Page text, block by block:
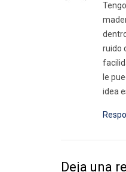
ruido
le
idea
Deja una